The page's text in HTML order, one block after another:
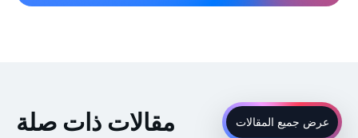
مقالات ذات صلة عرض جميع المقالات